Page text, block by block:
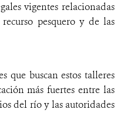
vigentes relacionadas
pesquero y de las
que buscan estos talleres
más fuertes entre las
del río y las autoridades